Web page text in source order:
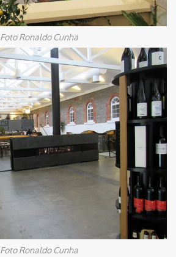
Foto Ronaldo Cunha
Foto Ronaldo Cunha